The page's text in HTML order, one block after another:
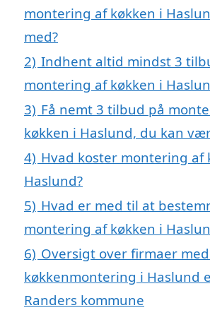
montering af køkken i
med?
2) Indhent altid mindst 3
montering af køkken i
3) Få nemt 3 tilbud på
køkken i Haslund, du kan
4) Hvad koster montering af
Haslund?
5) Hvad er med til at
montering af køkken i
6) Oversigt over firmaer
køkkenmontering i Haslund
Randers kommune